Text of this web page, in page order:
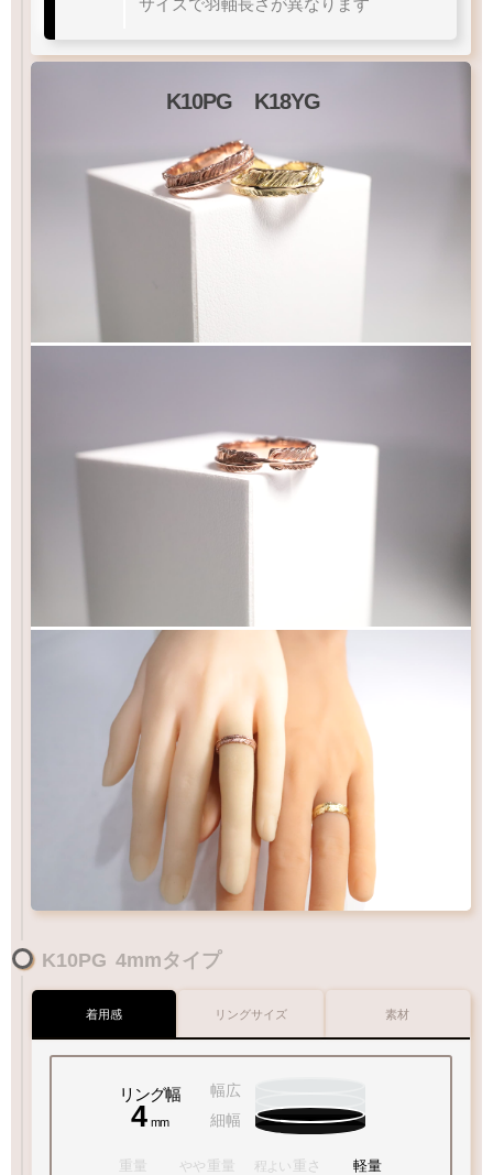
サイズで羽軸長さが異なります
K10PG K18YG
K10PG 4mmタイプ
着用感
リング幅
4 mm
幅広
細幅
重量 やや 重量 程よい 重さ 軽量
リングサイズ 素材